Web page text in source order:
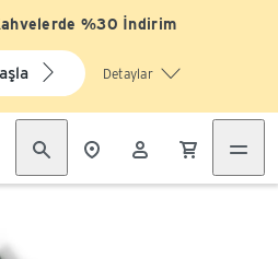
%30 İndirim
Detaylar